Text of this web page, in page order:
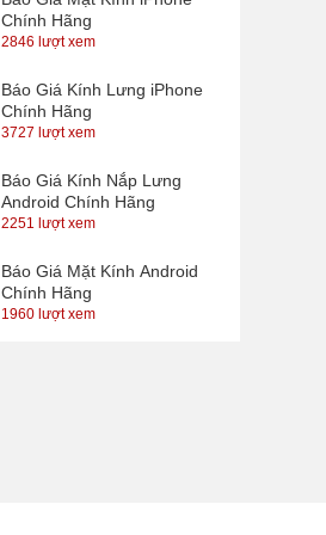
Chính Hãng
2846 lượt xem
Báo Giá Kính Lưng iPhone
Chính Hãng
3727 lượt xem
Báo Giá Kính Nắp Lưng
Android Chính Hãng
2251 lượt xem
Báo Giá Mặt Kính Android
Chính Hãng
1960 lượt xem